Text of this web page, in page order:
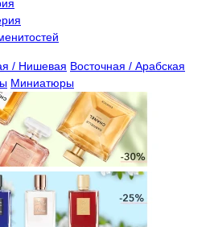
/ Нишевая Восточная / Арабская
Миниатюры